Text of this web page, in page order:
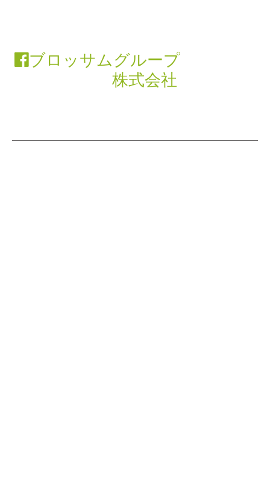
ブロッサムグループ
株式会社